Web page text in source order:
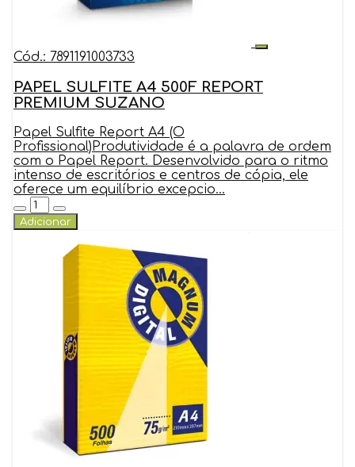
Cód.: 7891191003733
PAPEL SULFITE A4 500F REPORT
PREMIUM SUZANO
Papel Sulfite Report A4 (O
Profissional)Produtividade é a palavra de ordem
com o Papel Report. Desenvolvido para o ritmo
intenso de escritórios e centros de cópia, ele
oferece um equilíbrio excepcio...
Adicionar